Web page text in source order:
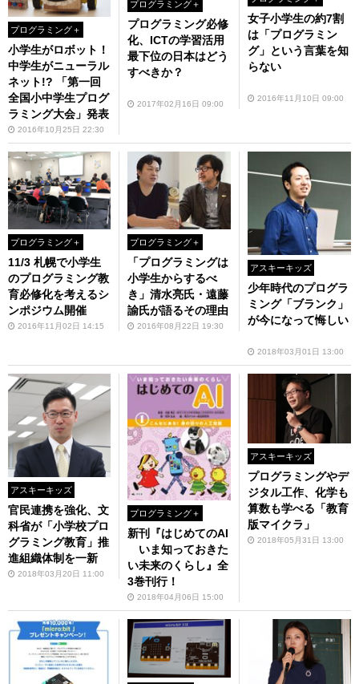
プログラミング＋
小学生がロボット！
中学生がニューラル
ネット!? 「第一回
全国小中学生プログ
ラミング大会」発表
2016年10月25日 22:30
プログラミング＋
プログラミング必修
化、ICTの学習活用
最下位の日本はどう
すべきか？
2017年02月16日 09:00
女子小学生の約7割
は「プログラミン
グ」という言葉を知
らない
2016年11月10日 09:00
プログラミング＋
11/3 札幌で小学生
のプログラミング教
育必修化を考えるシ
ンポジウム開催
2016年11月02日 14:15
プログラミング＋
「プログラミングは
小学生からするべ
き」清水亮氏・遠藤
諭氏が語るその理由
2016年08月22日 19:30
アスキーキッズ
少年時代のプログラ
ミング「ブランク」
が今になって悔しい
2018年03月01日 13:00
アスキーキッズ
官民連携を強化、文
科省が「小学校プロ
グラミング教育」推
進組織体制を一新
2018年03月20日 11:00
プログラミング＋
新刊『はじめてのAI
いま知っておきた
い未来のくらし』全
3巻刊行！
2018年04月06日 15:00
アスキーキッズ
プログラミングやデ
ジタル工作、化学も
算数も学べる「教育
版マイクラ」
2018年05月31日 13:00